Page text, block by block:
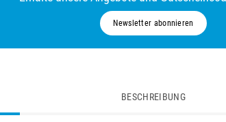
Newsletter abonnieren
BESCHREIBUNG